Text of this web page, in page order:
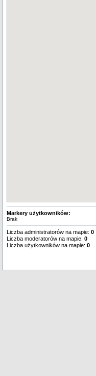
Markery użytkowników:
Brak
Liczba administratorów na mapie: 0
Liczba moderatorów na mapie: 0
Liczba użytkowników na mapie: 0